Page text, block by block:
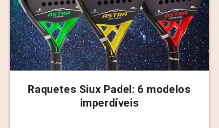
Raquetes Siux Padel: 6 modelos
imperdíveis